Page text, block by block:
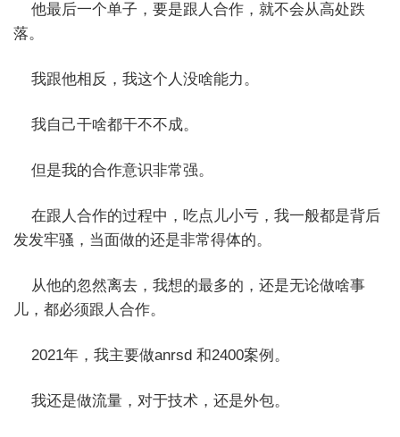
他最后一个单子，要是跟人合作，就不会从高处跌
落。
我跟他相反，我这个人没啥能力。
我自己干啥都干不不成。
但是我的合作意识非常强。
在跟人合作的过程中，吃点儿小亏，我一般都是背后
发发牢骚，当面做的还是非常得体的。
从他的忽然离去，我想的最多的，还是无论做啥事
儿，都必须跟人合作。
2021年，我主要做anrsd 和2400案例。
我还是做流量，对于技术，还是外包。